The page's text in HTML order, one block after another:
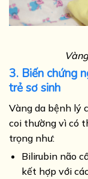
3. Biến chứng
trẻ sơ sinh
Vàng da bệnh lý
coi thường vì có
trọng như:
Bilirubin não
kết hợp với